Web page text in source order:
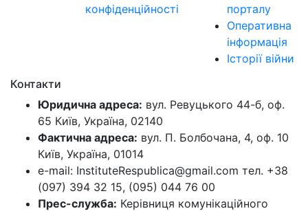
конфіденційності
порталу
Оперативна
інформація
Історії війни
Контакти
Юридична адреса: вул. Ревуцького 44-б, оф.
65 Київ, Україна, 02140
Фактична адреса: вул. П. Болбочана, 4, оф. 10
Київ, Україна, 01014
e-mail: InstituteRespublica@gmail.com тел. +38
(097) 394 32 15, (095) 044 76 00
Прес-служба: Керівниця комунікаційного